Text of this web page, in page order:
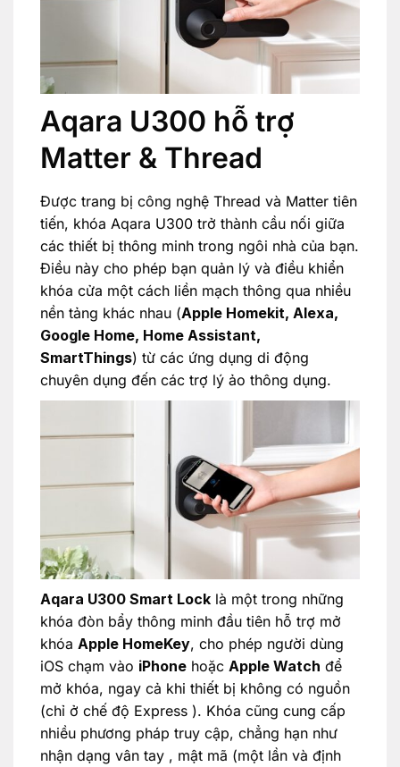
Aqara U300 hỗ trợ
Matter & Thread
Được trang bị công nghệ Thread và Matter tiên
tiến, khóa Aqara U300 trở thành cầu nối giữa
các thiết bị thông minh trong ngôi nhà của bạn.
Điều này cho phép bạn quản lý và điều khiển
khóa cửa một cách liền mạch thông qua nhiều
nền tảng khác nhau (Apple Homekit, Alexa,
Google Home, Home Assistant,
SmartThings) từ các ứng dụng di động
chuyên dụng đến các trợ lý ảo thông dụng.
Aqara U300 Smart Locklà một trong những
khóa đòn bẩy thông minh đầu tiên hỗ trợ mở
khóa Apple HomeKey, cho phép người dùng
iOS chạm vào iPhonehoặc Apple Watch để
mở khóa, ngay cả khi thiết bị không có nguồn
(chỉ ở chế độ Express ). Khóa cũng cung cấp
nhiều phương pháp truy cập, chẳng hạn như
nhận dạng vân tay , mật mã (một lần và định